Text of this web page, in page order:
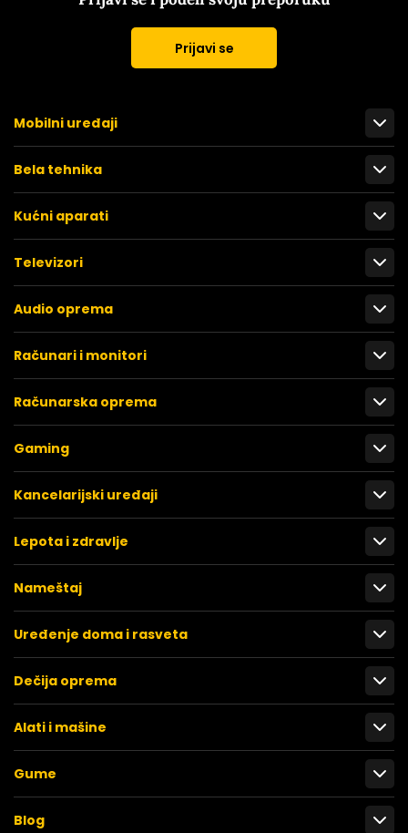
Prijavi se
Mobilni uređaji
Bela tehnika
Kućni aparati
Televizori
Audio oprema
Računari i monitori
Računarska oprema
Gaming
Kancelarijski uređaji
Lepota i zdravlje
Nameštaj
Uređenje doma i rasveta
Dečija oprema
Alati i mašine
Gume
Blog